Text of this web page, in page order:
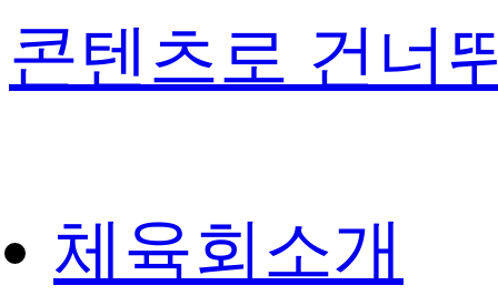
콘텐츠로 건너
체육회소개